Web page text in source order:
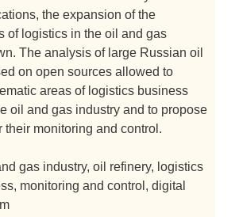
the expansion of the
of logistics in the oil and gas
The analysis of large Russian oil
on open sources allowed to
areas of logistics business
oil and gas industry and to propose
their monitoring and control.
gas industry, oil refinery, logistics
monitoring and control, digital